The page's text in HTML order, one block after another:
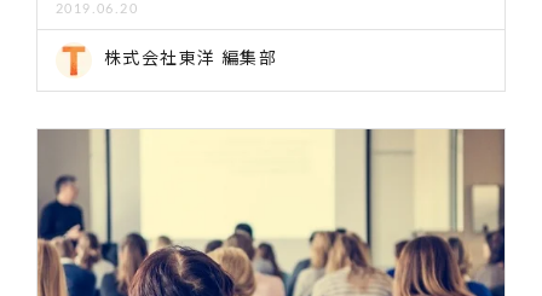
2019.06.20
株式会社東洋 編集部